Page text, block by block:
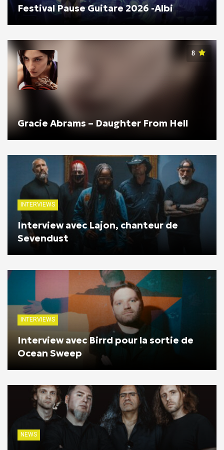
Festival Pause Guitare 2026 -Albi
8
Gracie Abrams – Daughter From Hell
INTERVIEWS
Interview avec Lajon, chanteur de
Sevendust
INTERVIEWS
Interview avec Birrd pour la sortie de
Ocean Sweep
NEWS